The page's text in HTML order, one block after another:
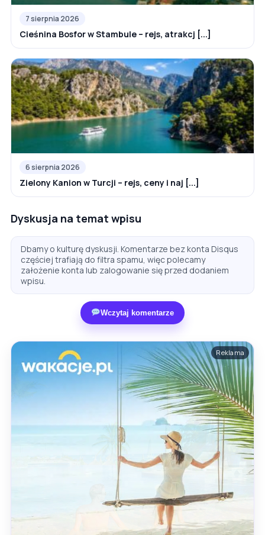
7 sierpnia 2026
Cieśnina Bosfor w Stambule – rejs, atrakcj [...]
6 sierpnia 2026
Zielony Kanion w Turcji – rejs, ceny i naj [...]
Dyskusja na temat wpisu
Dbamy o kulturę dyskusji. Komentarze bez konta Disqus
częściej trafiają do filtra spamu, więc polecamy
założenie konta lub zalogowanie się przed dodaniem
wpisu.
Wczytaj komentarze
Reklama